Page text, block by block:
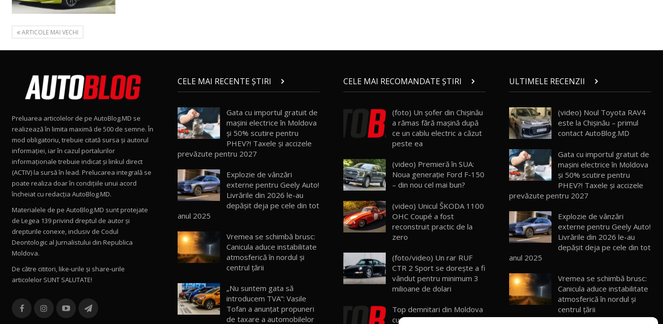
ARTICOLE MAI VECHI
12
Noul MG HS / Test Drive AutoBlog.MD
16:48
13
ROX 01: Test drive cu noul SUV chinezesc
care combină aventura cu luxul /
AutoBlog.MD
36:08
14
ZEEKR 9X în Moldova: Am condus gigantul
chinez care face lumea să se întoarcă
după el / AutoBlog.MD
17:27
15
Noua Mazda CX-5 / Test Drive
14:37
Cum merge? Škoda Octavia 4×4 DSG
facelift // AutoBlogMD
13:10
Lotus Eletre R / Test Drive AutoBlog.MD
20:06
Va fi modelul nr.1 BYD în Moldova? BYD
Preluarea articolelor de pe AutoBlog.MD se
realizează în limita maximă de 500 de semne. În
mod obligatoriu, trebuie citată sursa și autorul
informației, iar în cazul portalurilor
informaționale trebuie indicat și linkul direct
(ACTIV) la sursă în lead. Prelucarea integrală se
poate realiza doar în condițiile unui acord
încheiat cu redacţia AutoBlog.MD.
Materialele de pe AutoBlog.MD sunt protejate
de Legea 139 privind dreptul de autor și
drepturile conexe, inclusiv de Codul
Deontologic al Jurnalistului din Republica
Moldova.
De către cititori, like-urile şi share-urile
articolelor SUNT SALUTATE!
CELE MAI RECENTE ȘTIRI
Gata cu importul gratuit de
mașini electrice în Moldova
și 50% scutire pentru
PHEV?! Taxele și accizele
prevăzute pentru 2027
Explozie de vânzări
externe pentru Geely Auto!
Livrările din 2026 le-au
depășit deja pe cele din tot
anul 2025
Vremea se schimbă brusc:
Canicula aduce instabilitate
atmosferică în nordul și
centrul țării
„Nu suntem gata să
introducem TVA”: Vasile
Tofan a anunțat propuneri
de taxare a automobilelor
CELE MAI RECOMANDATE ȘTIRI
(foto) Un şofer din Chişinău
a rămas fără maşină după
ce un cablu electric a căzut
peste ea
(video) Premieră în SUA:
Noua generaţie Ford F-150
– din nou cel mai bun?
(video) Unicul ŠKODA 1100
OHC Coupé a fost
reconstruit practic de la
zero
(foto/video) Un rar RUF
CTR 2 Sport se dorește a fi
vândut pentru minimum 3
milioane de dolari
Top demnitari din Moldova
cu maşini scumpe prea
ULTIMELE RECENZII
(video) Noul Toyota RAV4
este la Chișinău – primul
contact AutoBlog.MD
Gata cu importul gratuit de
mașini electrice în Moldova
și 50% scutire pentru
PHEV?! Taxele și accizele
prevăzute pentru 2027
Explozie de vânzări
externe pentru Geely Auto!
Livrările din 2026 le-au
depășit deja pe cele din tot
anul 2025
Vremea se schimbă brusc:
Canicula aduce instabilitate
atmosferică în nordul și
centrul țării